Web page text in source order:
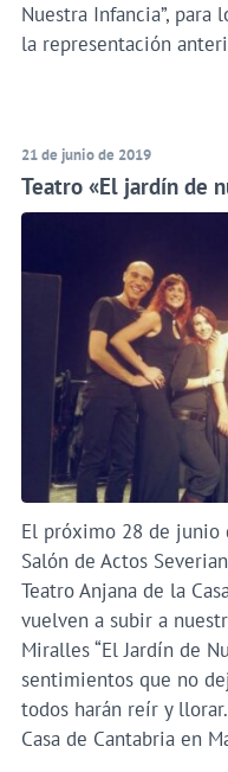
Nuestra Infancia”, para
la representación
21 de junio de 2019
Teatro «El jardín de
El próximo 28 de junio
Salón de Actos
Teatro Anjana de la
vuelven a subir a
Miralles “El Jardín de
sentimientos que no
todos harán reír y
Casa de Cantabria en